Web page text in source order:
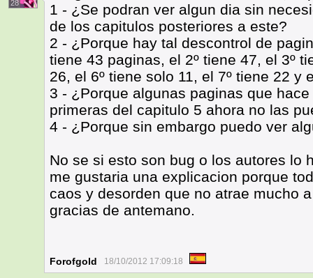
28
1 - ¿Se podran ver algun dia sin
de los capitulos posteriores a este?
2 - ¿Porque hay tal descontrol de
tiene 43 paginas, el 2º tiene 47, el 3º
26, el 6º tiene solo 11, el 7º tiene 22 y
3 - ¿Porque algunas paginas que
primeras del capitulo 5 ahora no las
4 - ¿Porque sin embargo puedo ver
No se si esto son bug o los autores lo
me gustaria una explicacion porque
caos y desorden que no atrae mucho
gracias de antemano.
Forofgold 18/10/2012 17:09:18